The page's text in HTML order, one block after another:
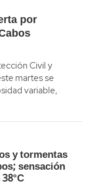
por
Civil y
martes se
variable,
y tormentas
sensación